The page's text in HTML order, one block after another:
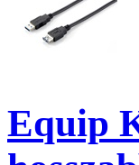
Equip